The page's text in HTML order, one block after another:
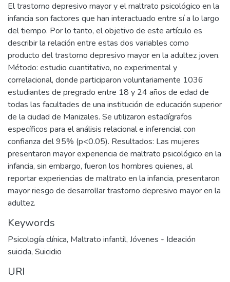
El trastorno depresivo mayor y el maltrato psicológico en la
infancia son factores que han interactuado entre sí a lo largo
del tiempo. Por lo tanto, el objetivo de este artículo es
describir la relación entre estas dos variables como
producto del trastorno depresivo mayor en la adultez joven.
Método: estudio cuantitativo, no experimental y
correlacional, donde participaron voluntariamente 1036
estudiantes de pregrado entre 18 y 24 años de edad de
todas las facultades de una institución de educación superior
de la ciudad de Manizales. Se utilizaron estadígrafos
específicos para el análisis relacional e inferencial con
confianza del 95% (p<0.05). Resultados: Las mujeres
presentaron mayor experiencia de maltrato psicológico en la
infancia, sin embargo, fueron los hombres quienes, al
reportar experiencias de maltrato en la infancia, presentaron
mayor riesgo de desarrollar trastorno depresivo mayor en la
adultez.
Keywords
Psicología clínica, Maltrato infantil, Jóvenes - Ideación
suicida, Suicidio
URI